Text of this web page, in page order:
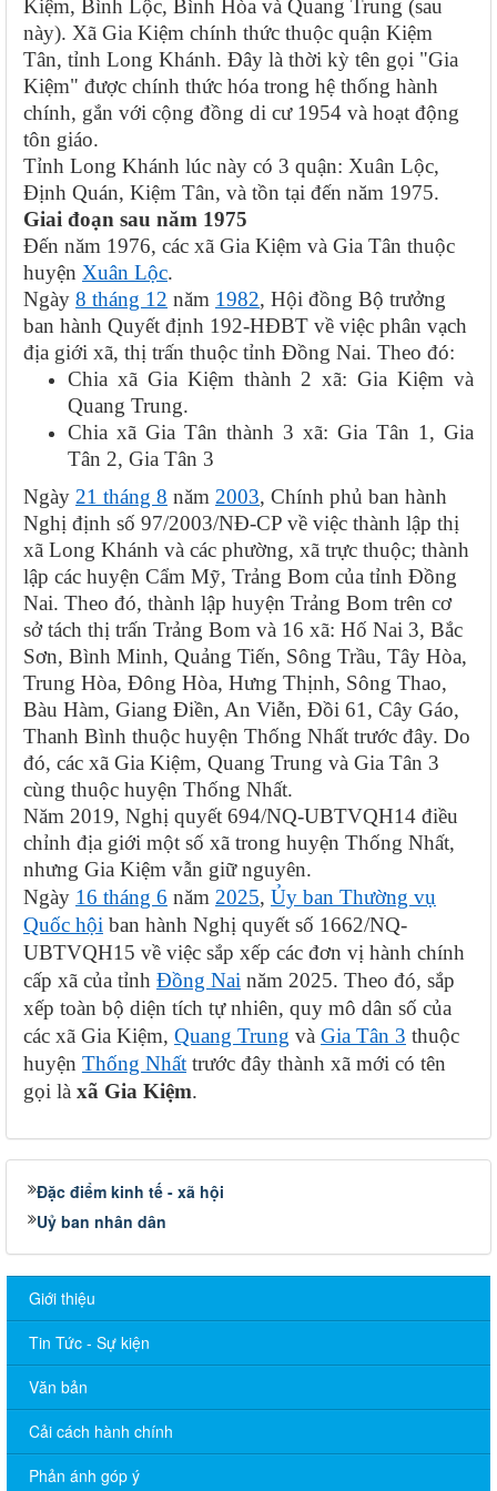
Kiệm, Bình Lộc, Bình Hòa và Quang Trung (sau
này). Xã Gia Kiệm chính thức thuộc quận Kiệm
Tân, tỉnh Long Khánh. Đây là thời kỳ tên gọi "Gia
Kiệm" được chính thức hóa trong hệ thống hành
chính, gắn với cộng đồng di cư 1954 và hoạt động
tôn giáo.
Tỉnh Long Khánh lúc này có 3 quận: Xuân Lộc,
Định Quán, Kiệm Tân, và tồn tại đến năm 1975.
Giai đoạn sau năm 1975
Đến năm 1976, các xã Gia Kiệm và Gia Tân thuộc
huyện Xuân Lộc.
Ngày 8 tháng 12 năm 1982, Hội đồng Bộ trưởng
ban hành Quyết định 192-HĐBT về việc phân vạch
địa giới xã, thị trấn thuộc tỉnh Đồng Nai. Theo đó:
Chia xã Gia Kiệm thành 2 xã: Gia Kiệm và
Quang Trung.
Chia xã Gia Tân thành 3 xã: Gia Tân 1, Gia
Tân 2, Gia Tân 3
Ngày 21 tháng 8 năm 2003, Chính phủ ban hành
Nghị định số 97/2003/NĐ-CP về việc thành lập thị
xã Long Khánh và các phường, xã trực thuộc; thành
lập các huyện Cẩm Mỹ, Trảng Bom của tỉnh Đồng
Nai. Theo đó, thành lập huyện Trảng Bom trên cơ
sở tách thị trấn Trảng Bom và 16 xã: Hố Nai 3, Bắc
Sơn, Bình Minh, Quảng Tiến, Sông Trầu, Tây Hòa,
Trung Hòa, Đông Hòa, Hưng Thịnh, Sông Thao,
Bàu Hàm, Giang Điền, An Viễn, Đồi 61, Cây Gáo,
Thanh Bình thuộc huyện Thống Nhất trước đây. Do
đó, các xã Gia Kiệm, Quang Trung và Gia Tân 3
cùng thuộc huyện Thống Nhất.
Năm 2019, Nghị quyết 694/NQ-UBTVQH14 điều
chỉnh địa giới một số xã trong huyện Thống Nhất,
nhưng Gia Kiệm vẫn giữ nguyên.
Ngày 16 tháng 6 năm 2025, Ủy ban Thường vụ
Quốc hội ban hành Nghị quyết số 1662/NQ-
UBTVQH15 về việc sắp xếp các đơn vị hành chính
cấp xã của tỉnh Đồng Nai năm 2025. Theo đó, sắp
xếp toàn bộ diện tích tự nhiên, quy mô dân số của
các xã Gia Kiệm, Quang Trung và Gia Tân 3 thuộc
huyện Thống Nhất trước đây thành xã mới có tên
gọi là xã Gia Kiệm.
Đặc điểm kinh tế - xã hội
Uỷ ban nhân dân
Giới thiệu
Tin Tức - Sự kiện
Văn bản
Cải cách hành chính
Phản ánh góp ý